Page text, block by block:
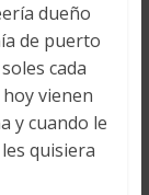
dueño
de puerto
cada
vienen
y cuando le
quisiera